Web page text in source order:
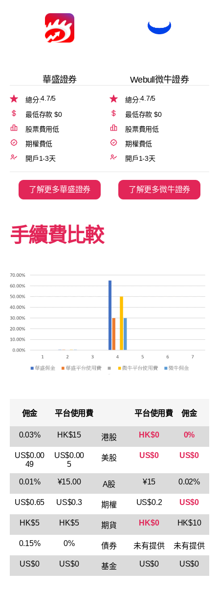
華盛證券
總分:4.7/5
最低存款 $0
股票費用低
期權費低
開戶1-3天
了解更多華盛證券
Webull微牛證券
總分:4.7/5
最低存款 $0
股票費用低
期權費低
開戶1-3天
了解更多微牛證券
手續費比較
佣金 平台使用費 平台使用費 佣金
0.03% HK$15 港股 HK$0 0%
US$0.00
49
US$0.00
5
美股 US$0 US$0
0.01% ¥15.00 A股 ¥15 0.02%
US$0.65 US$0.3 期權 US$0.2 US$0
HK$5 HK$5 期貨 HK$0 HK$10
0.15% 0% 債券 未有提供 未有提供
US$0 US$0 基金 US$0 US$0